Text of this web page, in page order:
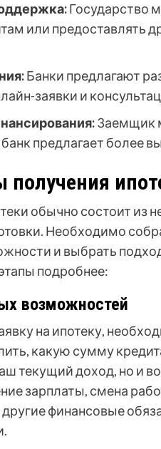
Государство
или предоставлять
Банки предлагают
заявки и
Заемщик
предлагает более
обычно состоит из
Необходимо
и выбрать
подробнее:
возможностей
на ипотеку,
какую сумму
текущий доход, но и
зарплаты, смена
финансовые